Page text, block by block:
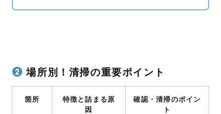
場所別！清掃の重要ポイント
箇所
特徴と詰まる原
因
確認・清掃のポイン
ト